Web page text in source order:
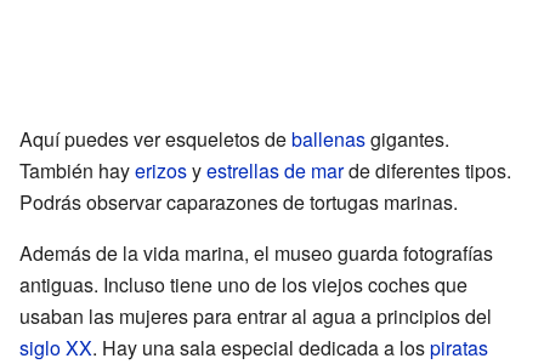
Aquí puedes ver esqueletos deballenasgigantes.
También hayerizosyestrellas de marde diferentes tipos.
Podrás observar caparazones de tortugas marinas.
Además de la vida marina, el museo guarda fotografías
antiguas. Incluso tiene uno de los viejos coches que
usaban las mujeres para entrar al agua a principios del
siglo XX. Hay una sala especial dedicada a lospiratas